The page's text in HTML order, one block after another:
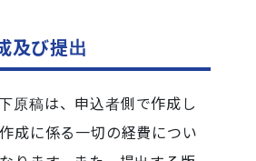
及び提出
原稿は、申込者側で作成し
成に係る一切の経費につい